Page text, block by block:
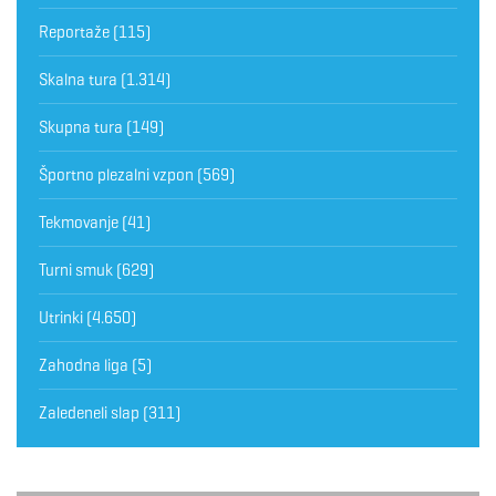
Reportaže (115)
Skalna tura (1.314)
Skupna tura (149)
Športno plezalni vzpon (569)
Tekmovanje (41)
Turni smuk (629)
Utrinki (4.650)
Zahodna liga (5)
Zaledeneli slap (311)